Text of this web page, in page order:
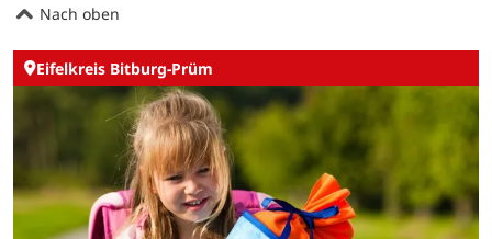
Nach oben
Eifelkreis Bitburg-Prüm